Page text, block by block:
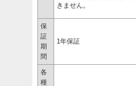
きません。
保
証
期
間
1年保証
各
種